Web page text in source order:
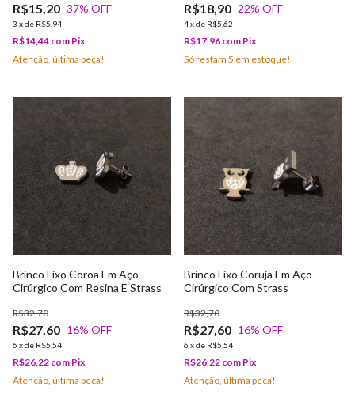
R$15,20 37% OFF
3 xde R$5,94
R$14,44 com Pix
Atenção, última peça!
R$18,90 22% OFF
4xde R$5,62
R$17,96 com Pix
Só restam 5 em estoque!
Brinco Fixo Coroa Em Aço
Cirúrgico Com Resina E Strass
R$27,60
R$32,70
16% OFF
6 xde R$5,54
R$26,22 com Pix
Atenção, última peça!
Brinco Fixo Coruja Em Aço
Cirúrgico Com Strass
R$27,60
R$32,70
16% OFF
6 xde R$5,54
R$26,22 com Pix
Atenção, última peça!